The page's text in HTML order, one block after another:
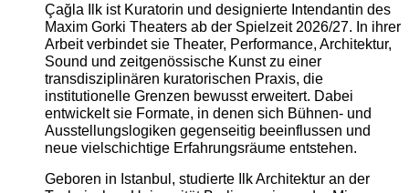
Çağla Ilk ist Kuratorin und designierte Intendantin des
Maxim Gorki Theaters ab der Spielzeit 2026/27. In ihrer
Arbeit verbindet sie Theater, Performance, Architektur,
Sound und zeitgenössische Kunst zu einer
transdisziplinären kuratorischen Praxis, die
institutionelle Grenzen bewusst erweitert. Dabei
entwickelt sie Formate, in denen sich Bühnen- und
Ausstellungslogiken gegenseitig beeinflussen und
neue vielschichtige Erfahrungsräume entstehen.
Geboren in Istanbul, studierte Ilk Architektur an der